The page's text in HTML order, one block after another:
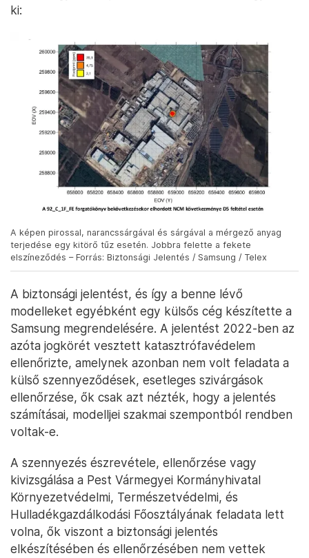
ki:
A képen pirossal, narancssárgával és sárgával a mérgező anyag
terjedése egy kitörő tűz esetén. Jobbra felette a fekete
elszíneződés – Forrás: Biztonsági Jelentés / Samsung / Telex
A biztonsági jelentést, és így a benne lévő
modelleket egyébként egy külsős cég készítette a
Samsung megrendelésére. A jelentést 2022-ben az
azóta jogkörét vesztett katasztrófavédelem
ellenőrizte, amelynek azonban nem volt feladata a
külső szennyeződések, esetleges szivárgások
ellenőrzése, ők csak azt nézték, hogy a jelentés
számításai, modelljei szakmai szempontból rendben
voltak-e.
A szennyezés észrevétele, ellenőrzése vagy
kivizsgálása a Pest Vármegyei Kormányhivatal
Környezetvédelmi, Természetvédelmi, és
Hulladékgazdálkodási Főosztályának feladata lett
volna, ők viszont a biztonsági jelentés
elkészítésében és ellenőrzésében nem vettek